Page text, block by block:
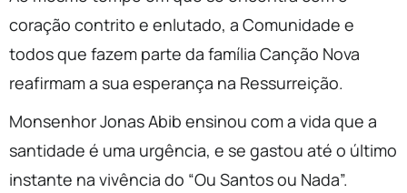
coração contrito e enlutado, a Comunidade e
todos que fazem parte da família Canção Nova
reafirmam a sua esperança na Ressurreição.
Monsenhor Jonas Abib ensinou com a vida que a
santidade é uma urgência, e se gastou até o último
instante na vivência do “Ou Santos ou Nada”.